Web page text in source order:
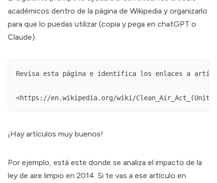
académicos dentro de la página de Wikipedia y organizarlo
para que lo puedas utilizar (copia y pega en chatGPT o
Claude).
Revisa esta página e identifica los enlaces a
¡Hay artículos muy buenos!
Por ejemplo, está este donde se analiza el impacto de la
ley de aire limpio en 2014. Si te vas a ese artículo en